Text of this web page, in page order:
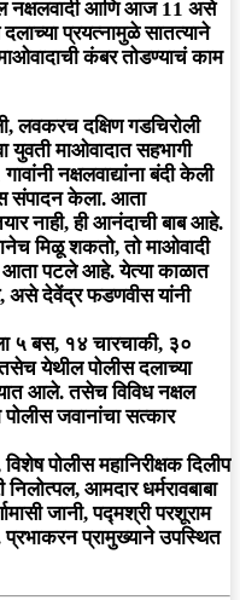
नक्षलवादी आणि आज 11 असे
प्रयत्नामुळे सातत्याने
कंबर तोडण्याचं काम
लवकरच दक्षिण गडचिरोली
युवती माओवादात सहभागी
नक्षलवाद्यांना बंदी केली
संपादन केला. आता
नाही, ही आनंदाची बाब आहे.
मिळू शकतो, तो माओवादी
आता पटले आहे. येत्या काळात
असे देवेंद्र फडणवीस यांनी
५ बस, १४ चारचाकी, ३०
येथील पोलीस दलाच्या
आले. तसेच विविध नक्षल
पोलीस जवानांचा सत्कार
पोलीस महानिरीक्षक दिलीप
आमदार धर्मरावबाबा
जानी, पद्मश्री परशूराम
प्रामुख्याने उपस्थित